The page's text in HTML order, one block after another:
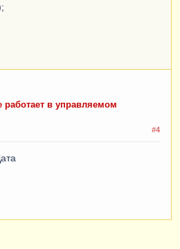
в управляемом
#4